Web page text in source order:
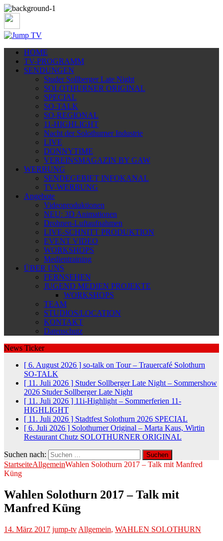
HOME
TV-PROGRAMM
SENDUNGEN
Studer Sollberger Late Night
SOLOTHURNER ORIGINAL
SPECIAL
SO-TALK
SO-REGIONAL
11-HIGHLIGHT
Nacht der Solothurner Industrie
LIVE
DONNYTIME
VEREINSMAGAZIN BY GAW
WERBUNG
SENDEGEBIET INFOKANAL
TV-WERBUNG
Angebote
Videoproduktionen
NEU: 3D Animationen
Drohnen-Luftaufnahmen
LIVE-SCHNITT PRODUKTION
EVENT VIDEO
WORKSHOPS
Medientraining
ÜBER UNS
FERNSEHEN
JUGEND MEDIEN PROJEKTE
WORKSHOPS
TEAM
STUDIOS/LOCATION
KONTAKT
Datenschutz
News Ticker
[ 6. August 2026 ] so-talk on Tour – Trauercafé Solothurn
SO-TALK
[ 11. Juli 2026 ] Studer Sollberger Late Night – Sommershow
2026 Studer Sollberger Late Night
[ 11. Juli 2026 ] 11i-Highlight – Sommerferien 11-
HIGHLIGHT
[ 11. Juli 2026 ] Stadtfest Solothurn 2026 SPECIAL
[ 6. Juli 2026 ] Solothurner Original – Marta Kaus, Wirtin
Restaurant Chutz SOLOTHURNER ORIGINAL
Suchen nach:
StartseiteAllgemeinWahlen Solothurn 2017 – Talk mit Manfred
Küng
Wahlen Solothurn 2017 – Talk mit
Manfred Küng
14. März 2017 jump-tv Allgemein, WAHLEN SOLOTHURN